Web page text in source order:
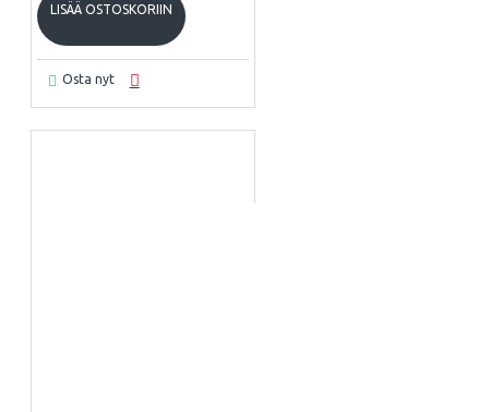
LISÄÄ OSTOSKORIIN
Osta nyt